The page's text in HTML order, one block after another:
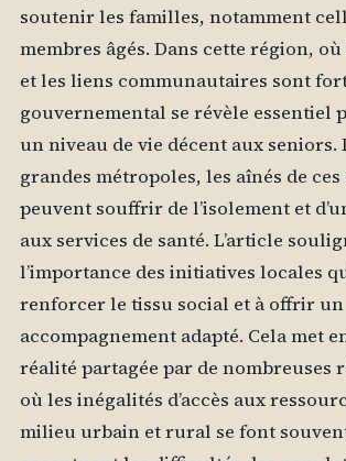
soutenir les familles, notamment
membres âgés. Dans cette région,
et les liens communautaires sont
gouvernemental se révèle essentiel
un niveau de vie décent aux seniors.
grandes métropoles, les aînés de
peuvent souffrir de l’isolement et
aux services de santé. L’article
l’importance des initiatives locales
renforcer le tissu social et à offrir un
accompagnement adapté. Cela met
réalité partagée par de nombreuses
où les inégalités d’accès aux
milieu urbain et rural se font